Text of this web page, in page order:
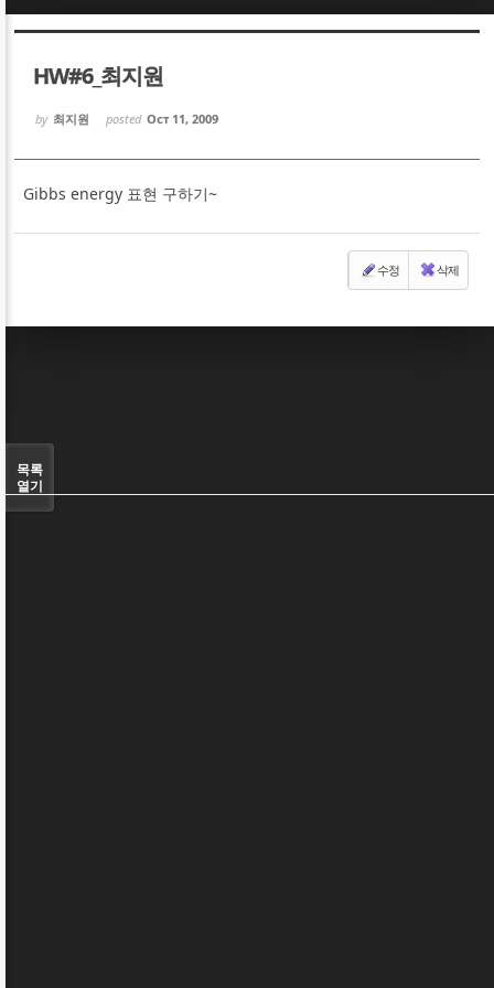
HW#6_최지원
by 최지원 posted Oct 11, 2009
Gibbs energy 표현 구하기~
수정 삭제
목록
열기
Sketchbook5, 스케치북5
Sketchbook5, 스케치북5
Sketchbook5, 스케치북5
Sketchbook5, 스케치북5